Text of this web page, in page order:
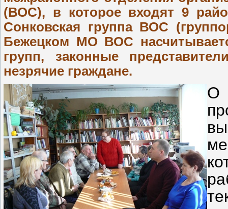
(ВОС), в которое входят 9
Сонковская группа ВОС
Бежецком МО ВОС
групп, законные
незрячие граждане.
О